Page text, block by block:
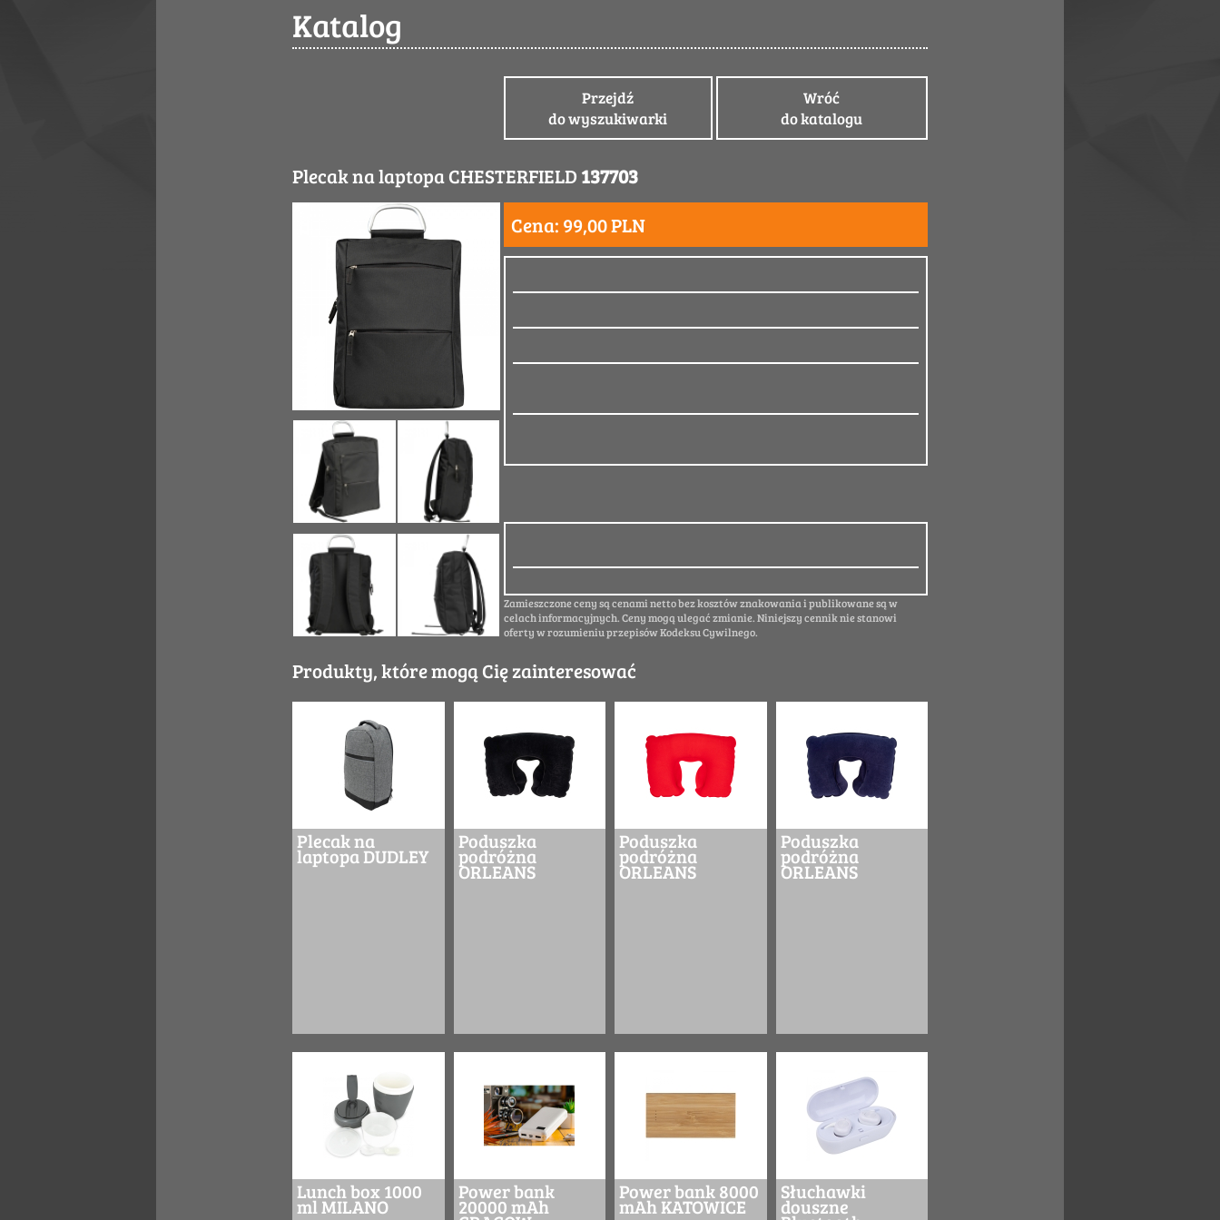
Katalog
Przejdź
do wyszukiwarki
Wróć
do katalogu
Plecak na laptopa CHESTERFIELD 137703
Cena: 99,00 PLN
Zamieszczone ceny są cenami netto bez kosztów znakowania i publikowane są w
celach informacyjnych. Ceny mogą ulegać zmianie. Niniejszy cennik nie stanowi
oferty w rozumieniu przepisów Kodeksu Cywilnego.
Produkty, które mogą Cię zainteresować
Plecak na
laptopa DUDLEY
Poduszka
podróżna
ORLEANS
Poduszka
podróżna
ORLEANS
Poduszka
podróżna
ORLEANS
Lunch box 1000
ml MILANO
Power bank
20000 mAh
Power bank 8000
mAh KATOWICE
Słuchawki
douszne